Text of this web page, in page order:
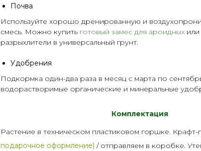
Почва
Используйте хорошо дренированную и
смесь. Можно купить готовый замес для ароидных
разрыхлители в универсальный грунт.
Удобрения
Подкормка один-два раза в месяц с марта по
водорастворимые органические и минеральные
Комплектация
Растение в техническом пластиковом горшке. Крафт-
подарочное оформление) / отправляем в коробке.